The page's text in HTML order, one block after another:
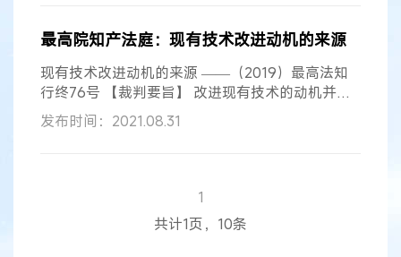
请求审查决定（以下简称被诉决定），认为本申请
权利要求1、4-6不具备新颖性，权利要求2、3、
7、9、11-17
最高院知产法庭：现有技术改进动机的来源
现有技术改进动机的来源 ——（2019）最高法知
行终76号 【裁判要旨】 改进现有技术的动机并不
必然来自克服最接近的现有技术的缺陷。当最接近
的现有技术不存在明显缺陷时，仍然可能有需要解
发明专利申请
为“用于预防或抑制艰难
发布时间：2021.08.31
1
共计1页，10条